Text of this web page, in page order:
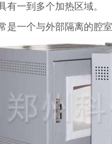
一到多个加热区域。
一个与外部隔离的腔室